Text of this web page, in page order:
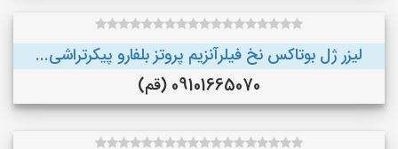
لیزر ژل بوتاکس نخ فیلرآنزیم پروتز بلفارو پیکرتراشی...
09101665070 (قم)